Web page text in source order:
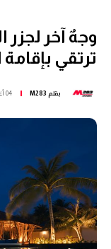
وجهٌ آخر
ترتقي
بقلم M283 04 أغسطس 2026